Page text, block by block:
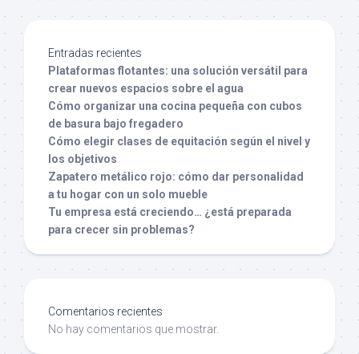
Entradas recientes
Plataformas flotantes: una solución versátil para
crear nuevos espacios sobre el agua
Cómo organizar una cocina pequeña con cubos
de basura bajo fregadero
Cómo elegir clases de equitación según el nivel y
los objetivos
Zapatero metálico rojo: cómo dar personalidad
a tu hogar con un solo mueble
Tu empresa está creciendo… ¿está preparada
para crecer sin problemas?
Comentarios recientes
No hay comentarios que mostrar.